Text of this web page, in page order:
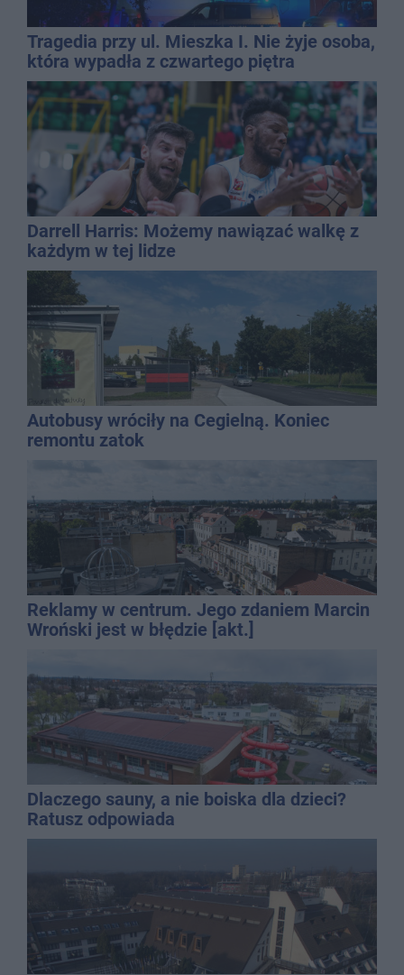
Tragedia przy ul. Mieszka I. Nie żyje osoba,
która wypadła z czwartego piętra
Darrell Harris: Możemy nawiązać walkę z
każdym w tej lidze
Autobusy wróciły na Cegielną. Koniec
remontu zatok
Reklamy w centrum. Jego zdaniem Marcin
Wroński jest w błędzie [akt.]
Dlaczego sauny, a nie boiska dla dzieci?
Ratusz odpowiada